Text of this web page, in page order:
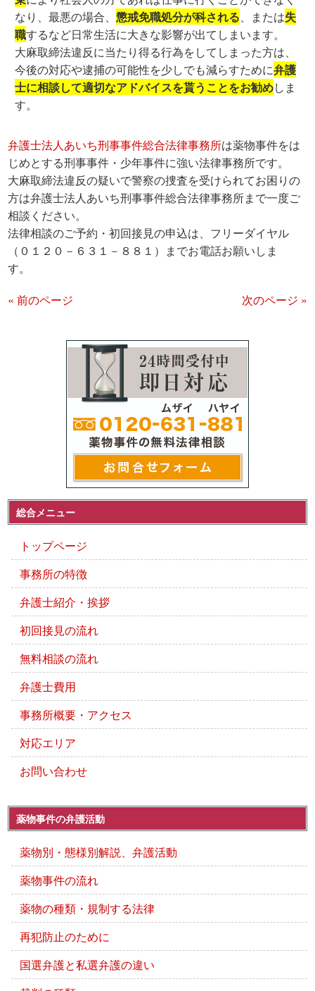
なり、最悪の場合、懲戒免職処分が科される、または失
職するなど日常生活に大きな影響が出てしまいます。
大麻取締法違反に当たり得る行為をしてしまった方は、
今後の対応や逮捕の可能性を少しでも減らすために弁護
士に相談して適切なアドバイスを貰うことをお勧めしま
す。
弁護士法人あいち刑事事件総合法律事務所は薬物事件をは
じめとする刑事事件・少年事件に強い法律事務所です。
大麻取締法違反の疑いで警察の捜査を受けられてお困りの
方は弁護士法人あいち刑事事件総合法律事務所まで一度ご
相談ください。
法律相談のご予約・初回接見の申込は、フリーダイヤル
（０１２０－６３１－８８１）までお電話お願いしま
す。
« 前のページ
次のページ »
総合メニュー
トップページ
事務所の特徴
弁護士紹介・挨拶
初回接見の流れ
無料相談の流れ
弁護士費用
事務所概要・アクセス
対応エリア
お問い合わせ
薬物事件の弁護活動
薬物別・態様別解説、弁護活動
薬物事件の流れ
薬物の種類・規制する法律
再犯防止のために
国選弁護と私選弁護の違い